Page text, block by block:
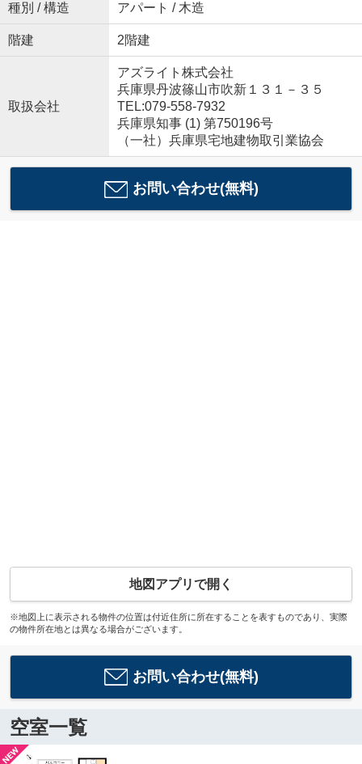
種別 / 構造 アパート / 木造
階建 2階建
取扱会社
アズライト株式会社
兵庫県丹波篠山市吹新１３１－３５
TEL:079-558-7932
兵庫県知事 (1) 第750196号
（一社）兵庫県宅地建物取引業協会
お問い合わせ(無料)
地図アプリで開く
※地図上に表示される物件の位置は付近住所に所在することを表すものであり、実際
の物件所在地とは異なる場合がございます。
お問い合わせ(無料)
空室一覧